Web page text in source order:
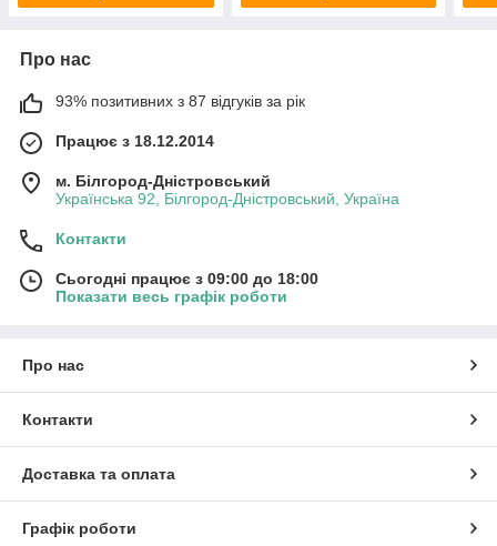
Про нас
93% позитивних з 87 відгуків за рік
Працює з 18.12.2014
м. Білгород-Дністровський
Українська 92, Білгород-Дністровський, Україна
Контакти
Сьогодні працює з 09:00 до 18:00
Показати весь графік роботи
Про нас
Контакти
Доставка та оплата
Графік роботи